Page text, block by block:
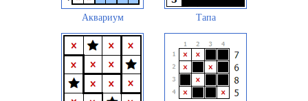
Аквариум Тапа